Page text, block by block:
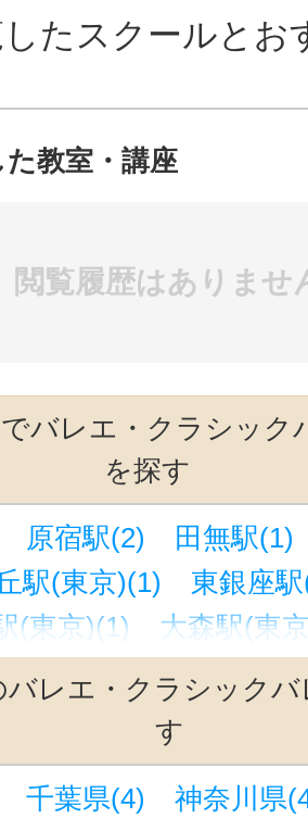
たスクールとお
教室・講座
閲覧履歴はありませ
バレエ・クラシック
を探す
原宿駅(2)
田無駅(1)
駅(東京)(1)
東銀座
(東京)(1)
大森駅(東
(1)
恵比寿駅(東京)(1)
蒲田駅(東京)(1)
(1)
中目黒駅(1)
矢
荒川七丁目駅(1)
バレエ・クラシック
す
千葉県(4)
神奈川県